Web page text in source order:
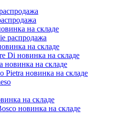
на складе
распродажа
на складе
Di новинка на складе
новинка на складе
Pietra новинка на складе
на складе
новинка на складе